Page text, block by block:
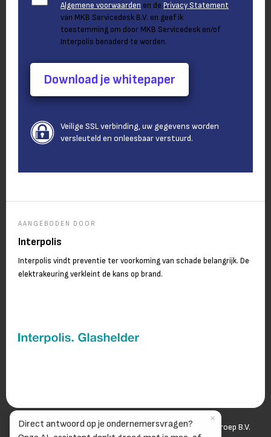
Algemene voorwaarden en de Privacy Statement
van MKB Servicedesk B.V. en geef ik
toestemming om door MKB Servicedesk en/of
Interpolis benaderd te worden.
Download je whitepaper
Veilige SSL verbinding, uw gegevens worden
versleuteld en onleesbaar verstuurd.
AANGEBODEN DOOR
Interpolis
Interpolis vindt preventie ter voorkoming van schade belangrijk. De
elektrakeuring verkleint de kans op brand.
© 2006-2026Wij zijn onderdeel van Van Spaendonck Groep B.V.
Direct antwoord op je ondernemersvragen?
✕